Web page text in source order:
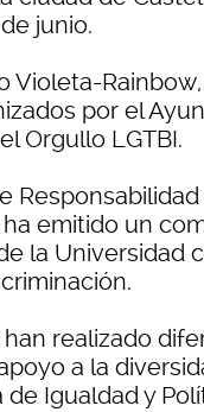
junio.
Violeta-
por el
Orgullo LGTBI.
Responsabilidad
emitido un
la Universidad
realizado
a la
Igualdad y